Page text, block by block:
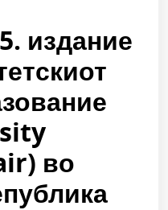
издание
во